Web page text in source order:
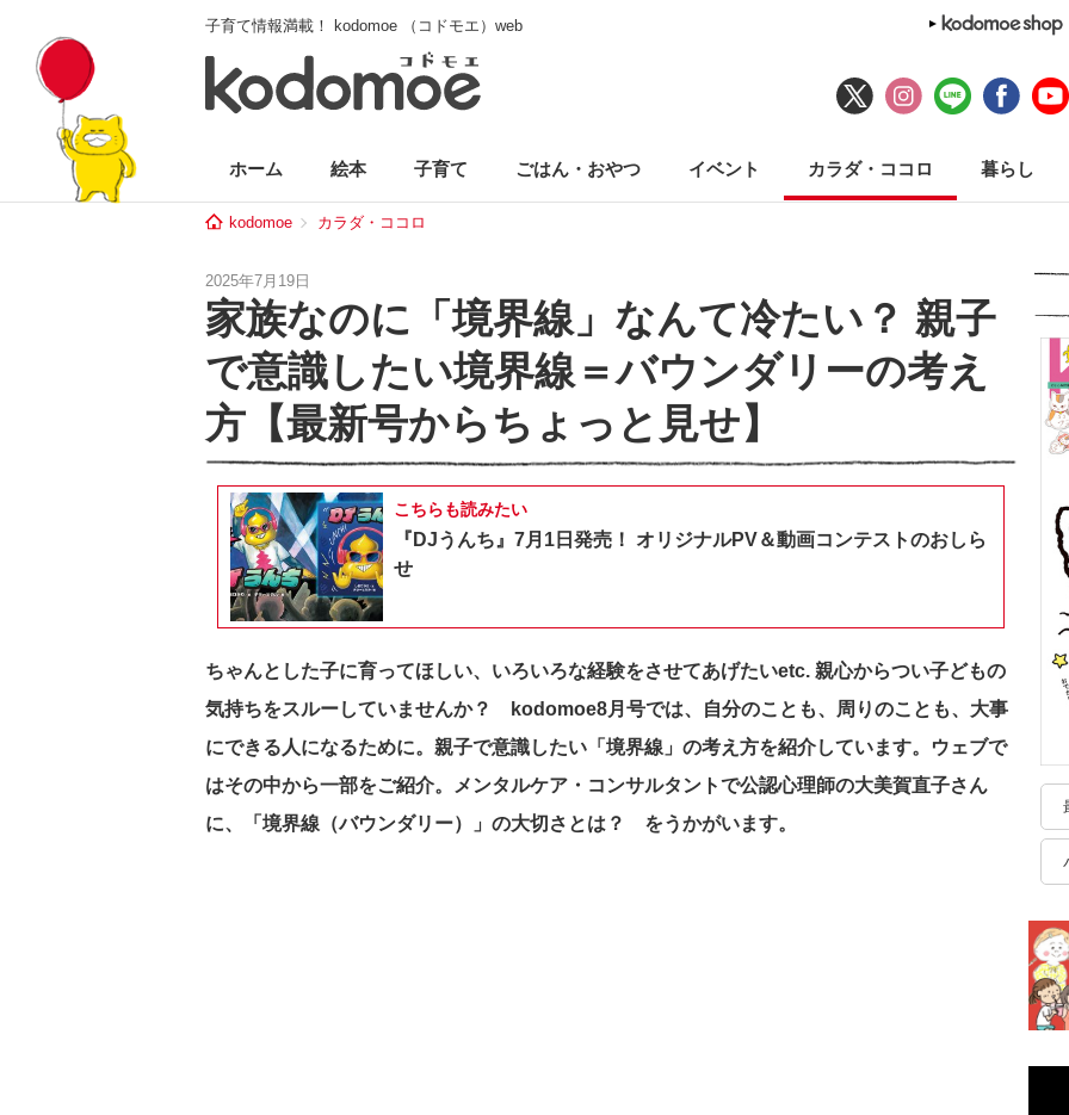
子育て情報満載！ kodomoe （コドモエ）web
ホーム 絵本 子育て ごはん・おやつ イベント カラダ・ココロ 暮らし
kodomoe カラダ・ココロ
2025年7月19日
家族なのに「境界線」なんて冷たい？ 親子
で意識したい境界線＝バウンダリーの考え
方【最新号からちょっと見せ】
こちらも読みたい
『DJうんち』7月1日発売！ オリジナルPV＆動画コンテストのおしら
せ
ちゃんとした子に育ってほしい、いろいろな経験をさせてあげたいetc. 親心からつい子どもの
気持ちをスルーしていませんか？ kodomoe8月号では、自分のことも、周りのことも、大事
にできる人になるために。親子で意識したい「境界線」の考え方を紹介しています。ウェブで
はその中から一部をご紹介。メンタルケア・コンサルタントで公認心理師の大美賀直子さん
に、「境界線（バウンダリー）」の大切さとは？ をうかがいます。